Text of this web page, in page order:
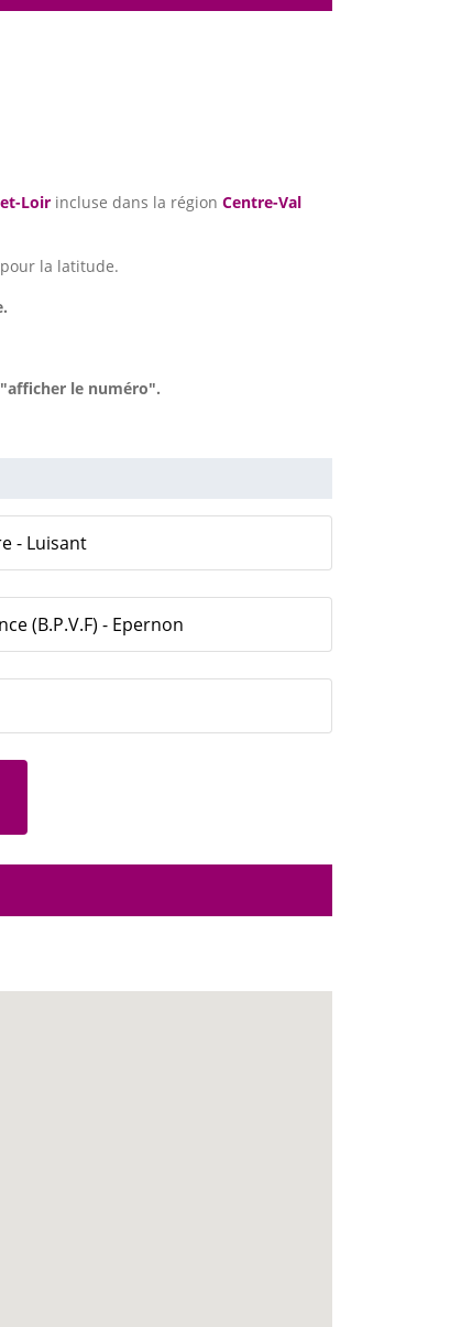
Loir incluse dans la région Centre-Val
pour la latitude.
"afficher le numéro".
- Luisant
(B.P.V.F) - Epernon